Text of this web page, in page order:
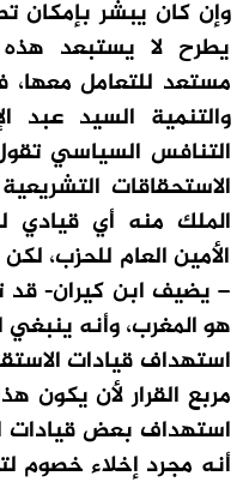
وإن كان يبشر بإمكان
يطرح لا يستبعد هذه
مستعد للتعامل معها،
والتنمية السيد عبد
التنافس السياسي
الاستحقاقات
الملك منه أي قيادي
الأمين العام للحزب،
– يضيف ابن كيران- قد
هو المغرب، وأنه
استهداف قيادات
مربع القرار لأن يكون
استهداف بعض قيادات
أنه مجرد إخلاء خصوم